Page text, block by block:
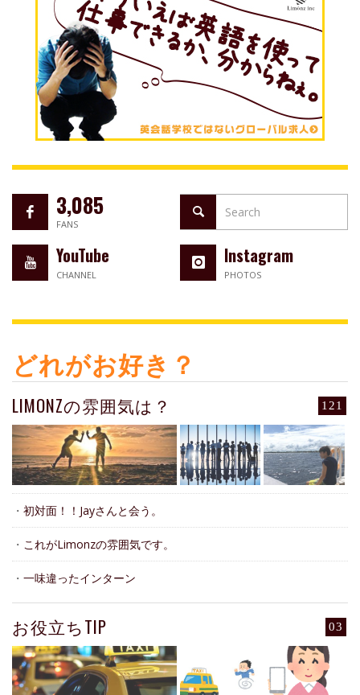
3,085
FANS
YouTube
CHANNEL
Instagram
PHOTOS
どれがお好き？
121
LIMONZの雰囲気は？
・ 初対面！！Jayさんと会う。
・ これがLimonzの雰囲気です。
・ 一味違ったインターン
03
お役立ちTIP